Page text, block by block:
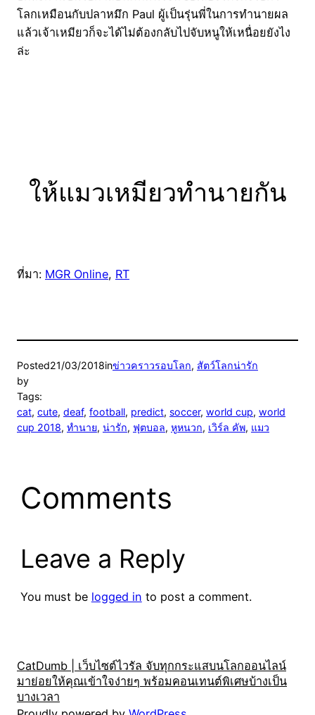
โลกเหมือนกับปลาหมึก Paul ผู้เป็นรุ่นพี่ในการทำนายผล
แล้วเจ้าเหมียวก็จะได้ไม่ต้องกลับไปจับหนูให้เหนื่อยยังไง
ล่ะ
ให้แมวเหมียวทำนายกัน
ที่มา: MGR Online, RT
Posted21/03/2018inข่าวคราวรอบโลก, สัตว์โลกน่ารัก
by
Tags:
cat, cute, deaf, football, predict, soccer, world cup, world
cup 2018, ทำนาย, น่ารัก, ฟุตบอล, หูหนวก, เวิร์ล คัพ, แมว
Comments
Leave a Reply
You must be logged in to post a comment.
CatDumb | เว็บไซต์ไวรัล จับทุกกระแสบนโลกออนไลน์
มาย่อยให้คุณเข้าใจง่ายๆ พร้อมคอนเทนต์พิเศษบ้างเป็น
บางเวลา